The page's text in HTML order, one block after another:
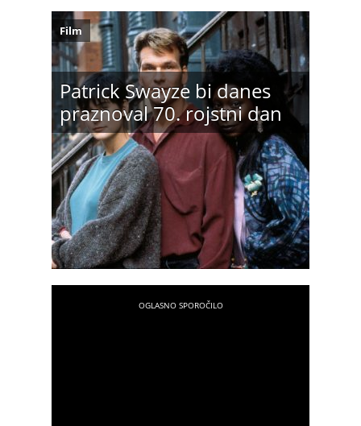
Patrick Swayze bi danes
praznoval 70. rojstni dan
Film